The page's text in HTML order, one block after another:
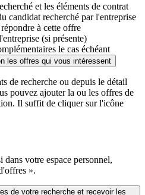
et les éléments de contrat
candidat recherché par l'entreprise
à cette offre
(si présente)
le cas échéant
les offres qui vous intéressent
de recherche ou depuis le détail
pouvez ajouter la ou les offres de
Il suffit de cliquer sur l'icône
dans votre espace personnel,
».
de votre recherche et recevoir les